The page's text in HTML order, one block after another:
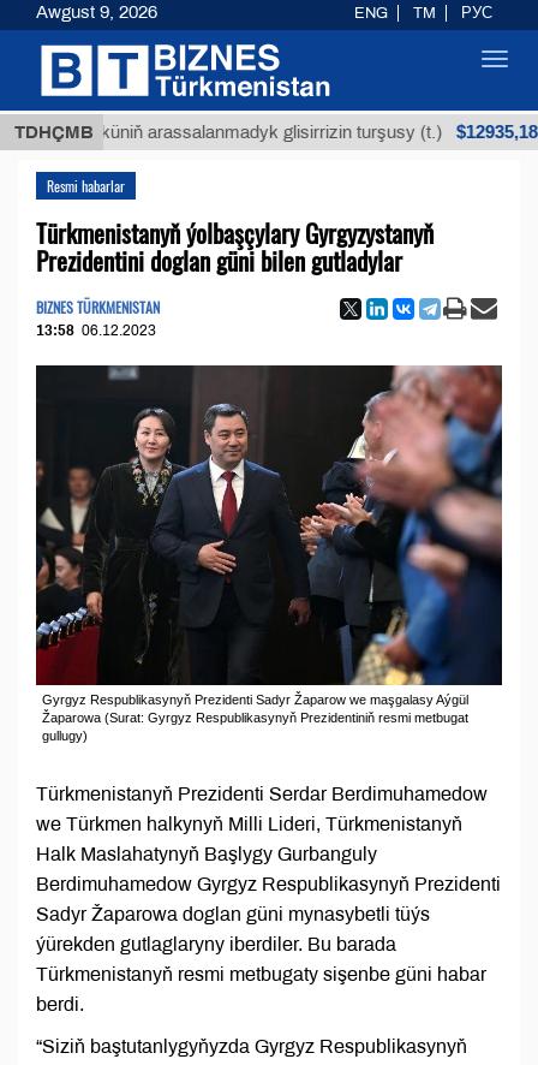
TDHÇMB
köküniň arassalanmadyk glisirrizin turşusy (t.) $12935,18
Resmi habarlar
Türkmenistanyň ýolbaşçylary Gyrgyzystanyň
Prezidentini doglan güni bilen gutladylar
BIZNES TÜRKMENISTAN
13:58 06.12.2023
Gyrgyz Respublikasynyň Prezidenti Sadyr Žaparow we maşgalasy Aýgül
Žaparowa (Surat: Gyrgyz Respublikasynyň Prezidentiniň resmi metbugat
gullugy)
Türkmenistanyň Prezidenti Serdar Berdimuhamedow
we Türkmen halkynyň Milli Lideri, Türkmenistanyň
Halk Maslahatynyň Başlygy Gurbanguly
Berdimuhamedow Gyrgyz Respublikasynyň Prezidenti
Sadyr Žaparowa doglan güni mynasybetli tüýs
ýürekden gutlaglaryny iberdiler. Bu barada
Türkmenistanyň resmi metbugaty sişenbe güni habar
berdi.
“Siziň baştutanlygyňyzda Gyrgyz Respublikasynyň
Awgust 9, 2026 ENG TM РУС